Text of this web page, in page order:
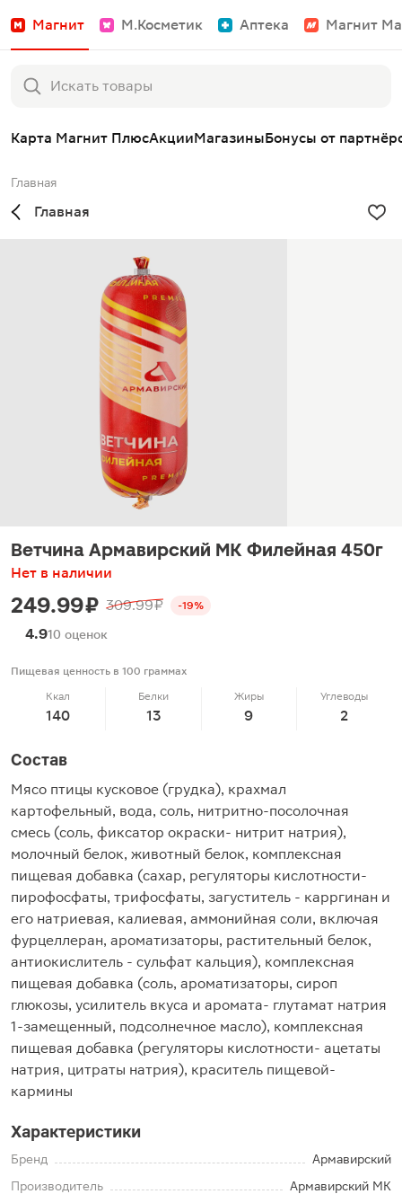
Магнит М.Косметик Аптека Магнит
Карта Магнит ПлюсАкцииМагазиныБонусы от
Главная
Главная
Ветчина Армавирский МК Филейная 450г
Нет в наличии
249.99 ₽ 309.99 ₽ -19%
4.910 оценок
Пищевая ценность в 100 граммах
Ккал
140
Белки
13
Жиры
9
Углеводы
2
Состав
Мясо птицы кусковое (грудка), крахмал
картофельный, вода, соль, нитритно-посолочная
смесь (соль, фиксатор окраски- нитрит натрия),
молочный белок, животный белок, комплексная
пищевая добавка (сахар, регуляторы кислотности-
пирофосфаты, трифосфаты, загуститель - карргинан и
его натриевая, калиевая, аммонийная соли, включая
фурцеллеран, ароматизаторы, растительный белок,
антиокислитель - сульфат кальция), комплексная
пищевая добавка (соль, ароматизаторы, сироп
глюкозы, усилитель вкуса и аромата- глутамат натрия
1-замещенный, подсолнечное масло), комплексная
пищевая добавка (регуляторы кислотности- ацетаты
натрия, цитраты натрия), краситель пищевой-
кармины
Характеристики
Бренд
Армавирский
Производитель
Армавирский МК